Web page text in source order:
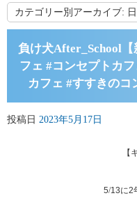
カテゴリー別アーカイブ:
負け犬After_School
フェ #コンセプトカ
カフェ #すすきの
投稿日 2023年5月17日
【
5/13に2